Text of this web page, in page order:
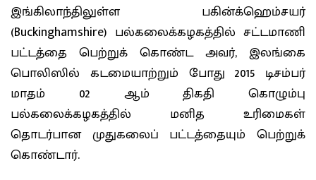
இங்கிலாந்திலுள்ள பகின்க்ஹெம்சயர்
(‍Buckinghamshire) பல்கலைக்கழகத்தில் சட்டமாணி
பட்டத்தை பெற்றுக் கொண்ட அவர், இலங்கை
பொலிஸில் கடமையாற்றும் போது 2015 டிசம்பர்
மாதம் 02 ஆம் திகதி கொழும்பு
பல்கலைக்கழகத்தில் மனித உரிமைகள்
தொடர்பான முதுகலைப் பட்டத்தையும் பெற்றுக்
கொண்டார்.